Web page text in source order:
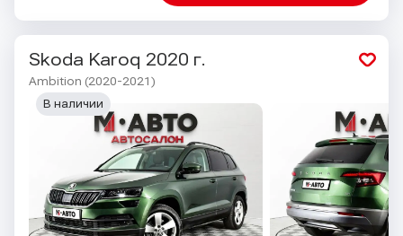
Skoda Karoq 2020 г.
Ambition (2020-2021)
В наличии